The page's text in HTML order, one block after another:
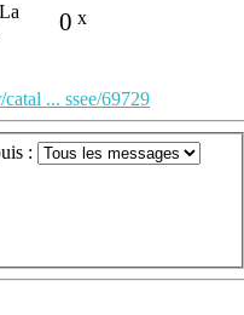
0 x
... ssee/69729
: